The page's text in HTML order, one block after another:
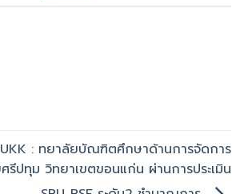
: ทยาลัยบัณฑิตศึกษาด้านการจัดการ
รีปทุม วิทยาเขตขอนแก่น ผ่านการประเมิน